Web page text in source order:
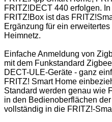
FRITZ!DECT 440 erfolgen.
FRITZ!Box ist das
Ergänzung für ein
Heimnetz.
Einfache Anmeldung von
mit dem Funkstandard
DECT-ULE-Geräte - ganz
FRITZ! Smart Home
Standard werden genau wie
in den Bedienoberflächen
vollständig in die FRITZ!-